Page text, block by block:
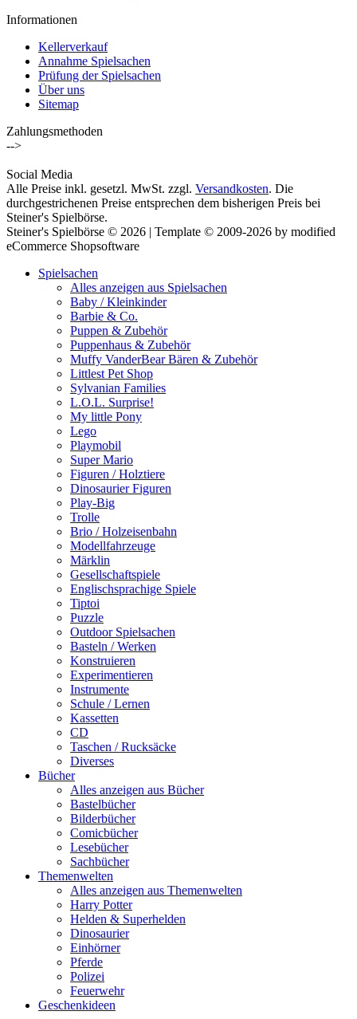
Informationen
Kellerverkauf
Annahme Spielsachen
Prüfung der Spielsachen
Über uns
Sitemap
Zahlungsmethoden
-->
Social Media
Alle Preise inkl. gesetzl. MwSt. zzgl. Versandkosten. Die
durchgestrichenen Preise entsprechen dem bisherigen Preis bei
Steiner's Spielbörse.
Steiner's Spielbörse © 2026 | Template © 2009-2026 by modified
eCommerce Shopsoftware
Spielsachen
Alles anzeigen aus Spielsachen
Baby / Kleinkinder
Barbie & Co.
Puppen & Zubehör
Puppenhaus & Zubehör
Muffy VanderBear Bären & Zubehör
Littlest Pet Shop
Sylvanian Families
L.O.L. Surprise!
My little Pony
Lego
Playmobil
Super Mario
Figuren / Holztiere
Dinosaurier Figuren
Play-Big
Trolle
Brio / Holzeisenbahn
Modellfahrzeuge
Märklin
Gesellschaftspiele
Englischsprachige Spiele
Tiptoi
Puzzle
Outdoor Spielsachen
Basteln / Werken
Konstruieren
Experimentieren
Instrumente
Schule / Lernen
Kassetten
CD
Taschen / Rucksäcke
Diverses
Bücher
Alles anzeigen aus Bücher
Bastelbücher
Bilderbücher
Comicbücher
Lesebücher
Sachbücher
Themenwelten
Alles anzeigen aus Themenwelten
Harry Potter
Helden & Superhelden
Dinosaurier
Einhörner
Pferde
Polizei
Feuerwehr
Geschenkideen